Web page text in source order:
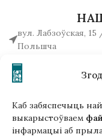
Каб забяспечыць
выкарыстоўваем
інфармацыі аб
вул. Лабзоўская,
Польшча
+48510034234
office (на)